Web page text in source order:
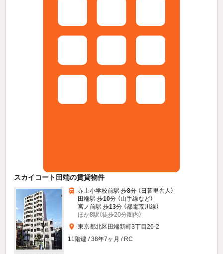
スカイコート田端の賃貸物件
赤土小学校前駅 歩8分 （日暮里舎人）
田端駅 歩10分 （山手線など）
宮ノ前駅 歩13分 （都電荒川線）
ほか8駅（徒歩20分圏内）
東京都北区田端新町3丁目26-2
11階建 / 38年7ヶ月 / RC